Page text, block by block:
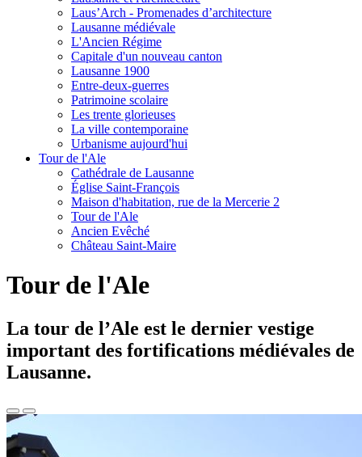
Laus’Arch - Promenades d’architecture
Lausanne médiévale
L'Ancien Régime
Capitale d'un nouveau canton
Lausanne 1900
Entre-deux-guerres
Patrimoine scolaire
Les trente glorieuses
La ville contemporaine
Urbanisme aujourd'hui
Tour de l'Ale
Cathédrale de Lausanne
Église Saint-François
Maison d'habitation, rue de la Mercerie 2
Tour de l'Ale
Ancien Evêché
Château Saint-Maire
Tour de l'Ale
La tour de l’Ale est le dernier vestige
important des fortifications médiévales de
Lausanne.